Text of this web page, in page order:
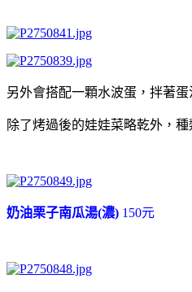
另外會搭配一顆水波蛋，拌著
除了烤過後的娃娃菜略乾外，
奶油栗子南瓜湯(濃) 150元